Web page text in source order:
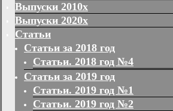
Выпуски 2010х
Выпуски 2020х
Статьи
Статьи за 2018 год
Статьи. 2018 год №4
Статьи за 2019 год
Статьи. 2019 год №1
Статьи. 2019 год №2